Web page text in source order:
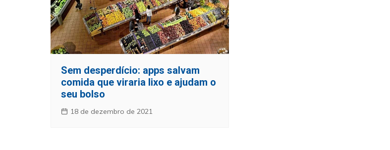
Sem desperdício: apps salvam
comida que viraria lixo e ajudam o
seu bolso
18 de dezembro de 2021